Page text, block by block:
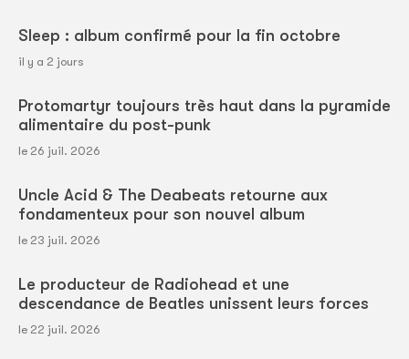
Sleep : album confirmé pour la fin octobre
il y a 2 jours
Protomartyr toujours très haut dans la pyramide
alimentaire du post-punk
le 26 juil. 2026
Uncle Acid & The Deabeats retourne aux
fondamenteux pour son nouvel album
le 23 juil. 2026
Le producteur de Radiohead et une
descendance de Beatles unissent leurs forces
le 22 juil. 2026